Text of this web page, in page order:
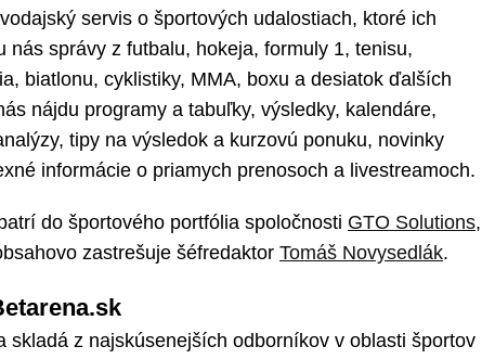
servis o športových udalostiach, ktoré ich
nás správy z futbalu, hokeja, formuly 1, tenisu,
biatlonu, cyklistiky, MMA, boxu a desiatok ďalších
nájdu programy a tabuľky, výsledky, kalendáre,
tipy na výsledok a kurzovú ponuku, novinky
informácie o priamych prenosoch a livestreamoch.
do športového portfólia spoločnosti GTO Solutions,
zastrešuje šéfredaktor Tomáš Novysedlák.
skladá z najskúsenejších odborníkov v oblasti športov